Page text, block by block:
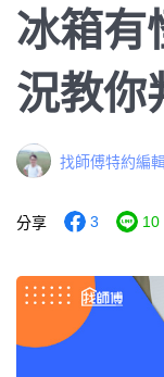
冰箱有
況教你
找師傅特約編
分享 3 10